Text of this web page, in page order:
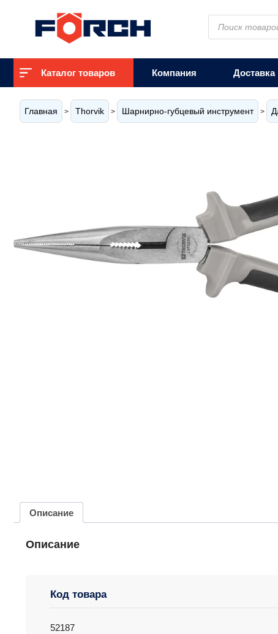
Поиск
товаров
Каталог товаров Компания Доставка
Главная > Thorvik > Шарнирно-губцевый инструмент >
Описание
Описание
Код товара
52187